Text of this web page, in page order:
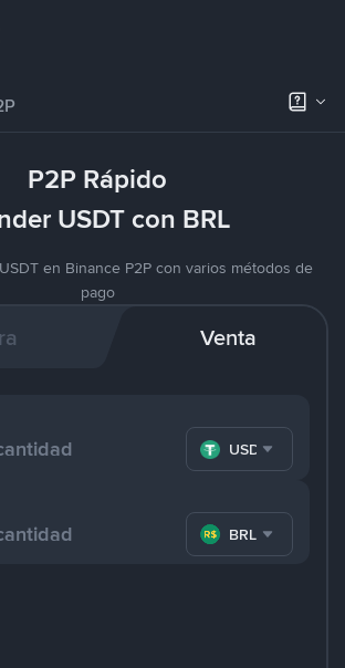
P2P Rápido
USDT con BRL
en Binance P2P con varios métodos de
pago
Venta
BRL
USDT